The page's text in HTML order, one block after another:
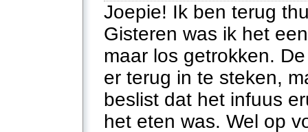
Joepie! Ik ben terug
Gisteren was ik het
maar los getrokken.
er terug in te steken,
beslist dat het infuus
het eten was. Wel op